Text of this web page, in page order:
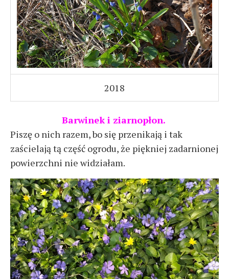
2018
Barwinek i ziarnopłon.
Piszę o nich razem, bo się przenikają i tak
zaścielają tą część ogrodu, że piękniej zadarnionej
powierzchni nie widziałam.